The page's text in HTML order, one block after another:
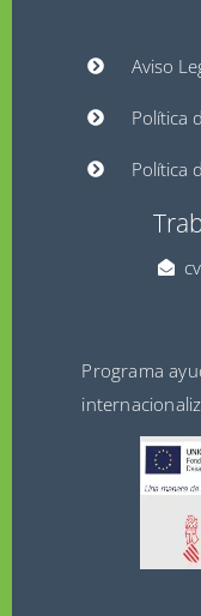
Aviso
Política
Política
Programa